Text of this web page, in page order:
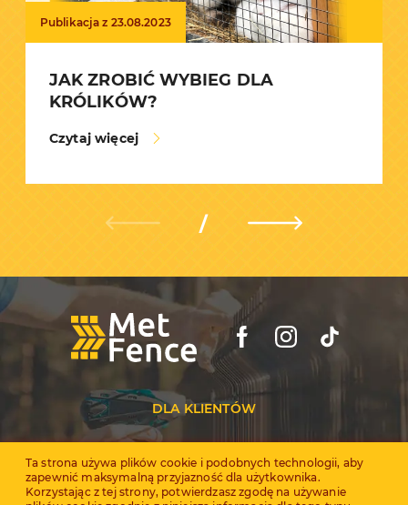
Publikacja z 23.08.2023
JAK ZROBIĆ WYBIEG DLA
KRÓLIKÓW?
Czytaj więcej
DLA KLIENTÓW
Certyfikaty
Ta strona używa plików cookie i podobnych technologii, aby
zapewnić maksymalną przyjazność dla użytkownika.
Korzystając z tej strony, potwierdzasz zgodę na używanie